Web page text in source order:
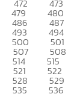
472 473
479 480
486 487
493 494
500 501
507 508
514 515
521 522
528 529
535 536